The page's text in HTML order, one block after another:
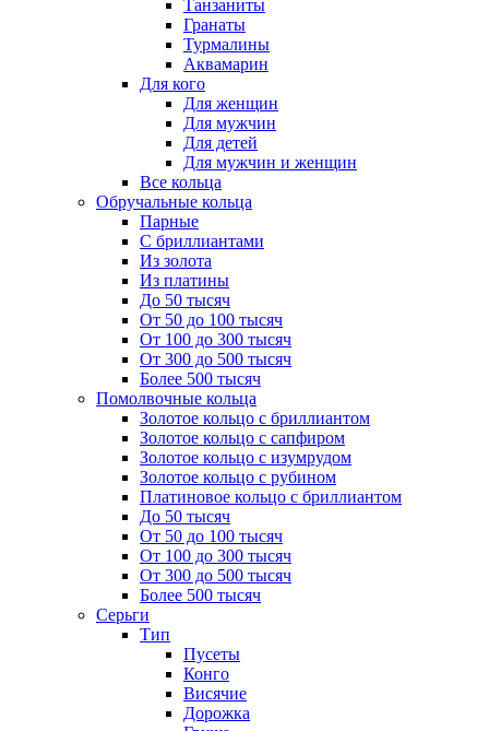
Танзаниты
Гранаты
Турмалины
Аквамарин
Для кого
Для женщин
Для мужчин
Для детей
Для мужчин и женщин
Все кольца
Обручальные кольца
Парные
С бриллиантами
Из золота
Из платины
До 50 тысяч
От 50 до 100 тысяч
От 100 до 300 тысяч
От 300 до 500 тысяч
Более 500 тысяч
Помолвочные кольца
Золотое кольцо с бриллиантом
Золотое кольцо с сапфиром
Золотое кольцо с изумрудом
Золотое кольцо с рубином
Платиновое кольцо с бриллиантом
До 50 тысяч
От 50 до 100 тысяч
От 100 до 300 тысяч
От 300 до 500 тысяч
Более 500 тысяч
Серьги
Тип
Пусеты
Конго
Висячие
Дорожка